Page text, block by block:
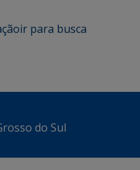
ir para busca
do Sul